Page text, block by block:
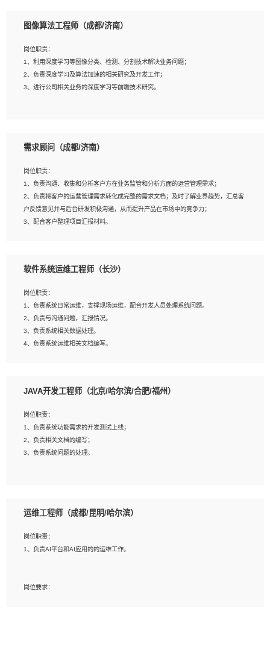
研发管理流程建设经验；
种常用框架和技术Springboot、Shiro、springcloud等；熟悉Linux常用命令和了解
常用脚本语言，较丰富的线上系统运维经验，复杂问题排查思路清晰。
相关的解决方案，包括视频分析、图像识别、NLP、OCR、机器学习等；
AI算法框架，对人脸识别、目标检测、图像识别、OCR、NLP等AI算法有深刻理
解。具有AI平台级产品/解决方案从业经验者优先。具有大数据技术背景者优先；
6、具备良好的客户意识与沟通能力，善于学习思考、创新与团队协作，认真负责、
执行力与抗压力强。
图像算法工程师（成都/济南）
岗位职责：
1、利用深度学习等图像分类、检测、分割技术解决业务问题；
2、负责深度学习及算法加速的相关研究及开发工作；
3、进行公司相关业务的深度学习等前瞻技术研究。
2、2年以上图像处理开发经验，熟悉python和spark开发；
建深度学习系统环境；
4、熟悉OPENCV、HALCON等常用图像处理软件，熟练进行图像处理；
5、熟悉主流的分类算法、聚类算法和关联分析算法原理，能熟练使用神经网络算法
的进行业务建模；
6、对OCR领域有深入的研究，熟悉模型调参，压缩和整型化方法；
需求顾问（成都/济南）
岗位职责：
1、负责沟通、收集和分析客户方在业务监管和分析方面的运营管理需求；
2、负责将客户的运营管理需求转化成完整的需求文档；及时了解业界趋势，汇总客
户反馈意见并与后台研发积极沟通，从而提升产品在市场中的竞争力；
3、配合客户整理项目汇报材料。
1、3年以上运营或解决方案的工作经验。
征，可独立提出完整的优化方案,并推动方案执行达成结果；熟练使用PPT、
WORD、EXCEL等办公软件；
3、深入理解公司各项AI产品和技术信息；具有较强的文档编写能力，能独立撰写
PPT、方案建议书等，面试时需携带个人制作的专业PPT文件进行展示。
软件系统运维工程师（长沙）
岗位职责：
1、负责系统日常运维，支撑现场运维，配合开发人员处理系统问题。
2、负责与沟通问题，汇报情况。
3、负责系统相关数据处理。
4、负责系统运维相关文档编写。
岗位要求：
2、精通linux命令。
3、熟悉oracle、mysql 数据库。
4、善于沟通，具有良好的团队合作精神和协作能力。
5、必须有实际的生产环境系统维护经验。
JAVA开发工程师（北京/哈尔滨/合肥/福州）
岗位职责：
1、负责系统功能需求的开发测试上线；
2、负责相关文档的编写；
3、负责系统问题的处理。
2、熟悉linux命令；
4、熟练使用oracle、mysql进行开发；
5、熟悉流程开发如使用activiti；
运维工程师（成都/昆明/哈尔滨）
岗位职责：
1、负责AI平台和AI应用的的运维工作。
岗位要求：